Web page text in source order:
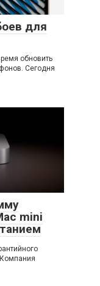
для
обновить
Сегодня
mini